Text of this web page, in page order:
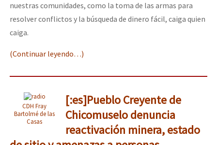
nuestras comunidades, como la toma de las armas para
resolver conflictos y la búsqueda de dinero fácil, caiga quien
caiga.
(Continuar leyendo…)
CDH Fray
Bartolmé de las
Casas
[:es]Pueblo Creyente de
Chicomuselo denuncia
reactivación minera, estado